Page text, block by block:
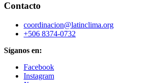
Contacto
coordinacion@latinclima.org
+506 8374-0732
Síganos en:
Facebook
Instagram